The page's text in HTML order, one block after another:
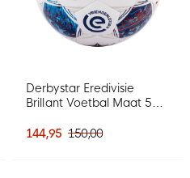
Derbystar Eredivisie
Brillant Voetbal Maat 5
Rood
144,95 150,00